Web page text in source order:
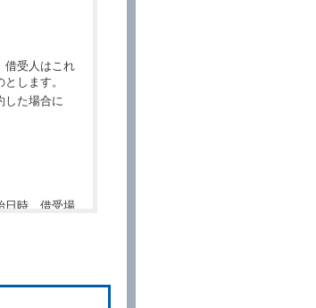
借受人はこれ
します。
した場合に
日時、借受場
相違があっ